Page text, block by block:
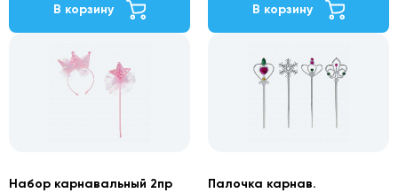
В корзину В корзину
Набор карнавальный 2пр
Палочка карнав.